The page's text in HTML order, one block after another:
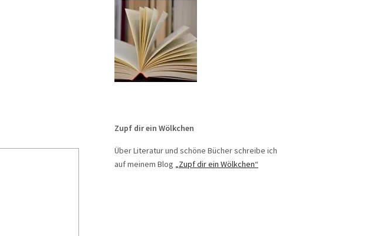
Zupf dir ein Wölkchen
Über Literatur und schöne Bücher schreibe ich
auf meinem Blog
„Zupf dir ein Wölkchen“